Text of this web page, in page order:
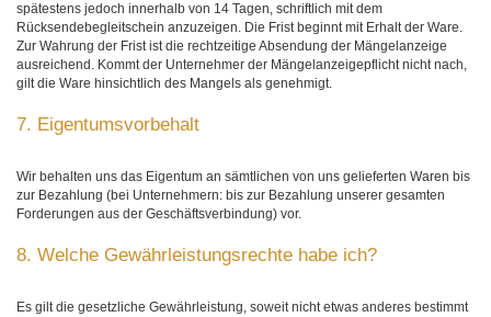
spätestens jedoch innerhalb von 14 Tagen, schriftlich mit dem
Rücksendebegleitschein anzuzeigen. Die Frist beginnt mit Erhalt der Ware.
Zur Wahrung der Frist ist die rechtzeitige Absendung der Mängelanzeige
ausreichend. Kommt der Unternehmer der Mängelanzeigepflicht nicht nach,
gilt die Ware hinsichtlich des Mangels als genehmigt.
7. Eigentumsvorbehalt
Wir behalten uns das Eigentum an sämtlichen von uns gelieferten Waren bis
zur Bezahlung (bei Unternehmern: bis zur Bezahlung unserer gesamten
Forderungen aus der Geschäftsverbindung) vor.
8. Welche Gewährleistungsrechte habe ich?
Es gilt die gesetzliche Gewährleistung, soweit nicht etwas anderes bestimmt